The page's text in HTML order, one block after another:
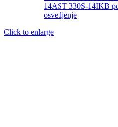
Click to enlarge